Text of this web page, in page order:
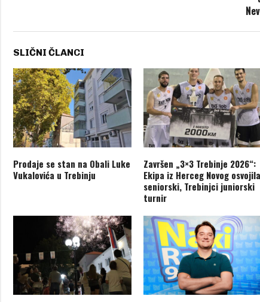
SLIČNI ČLANCI
Prodaje se stan na Obali Luke
Vukalovića u Trebinju
Završen „3×3 Trebinje 2026“:
Ekipa iz Herceg Novog osvojila
seniorski, Trebinjci juniorski
turnir